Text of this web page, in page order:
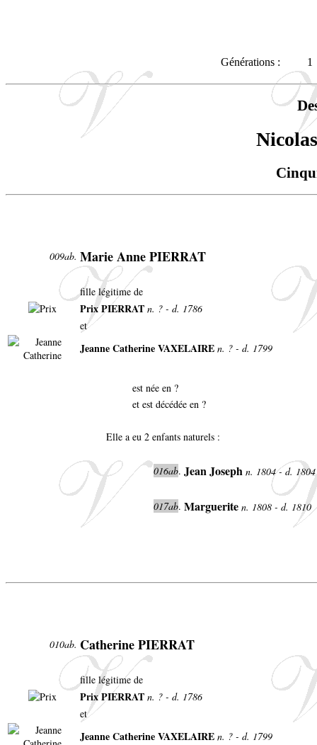
Générations : 1
009ab. Marie Anne PIERRAT
fille légitime de
Prix PIERRAT n. ? - d. 1786
et
Jeanne Catherine VAXELAIRE n. ? - d. 1799
est née en ?
et est décédée en ?
Elle a eu 2 enfants naturels :
016ab. Jean Joseph n. 1804 - d.
017ab. Marguerite n. 1808 - d. 1810
010ab. Catherine PIERRAT
fille légitime de
Prix PIERRAT n. ? - d. 1786
et
Jeanne Catherine VAXELAIRE n. ? - d. 1799